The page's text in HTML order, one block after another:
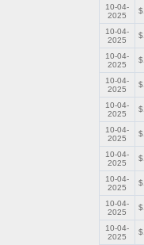
10-04-
2025
10-04-
2025
10-04-
2025
10-04-
2025
10-04-
2025
10-04-
2025
10-04-
2025
10-04-
2025
10-04-
2025
10-04-
2025